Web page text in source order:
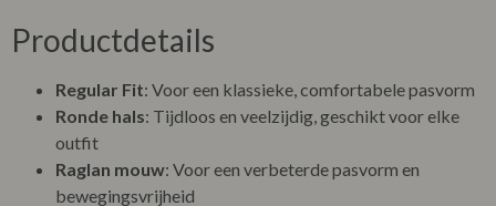
Productdetails
Regular Fit: Voor een klassieke, comfortabele pasvorm
Ronde hals: Tijdloos en veelzijdig, geschikt voor elke
outfit
Raglan mouw: Voor een verbeterde pasvorm en
bewegingsvrijheid